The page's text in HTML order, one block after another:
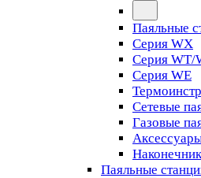
Паяльные
Серия WX
Серия WT/
Серия WE
Сетевые
Газовые
Паяльные